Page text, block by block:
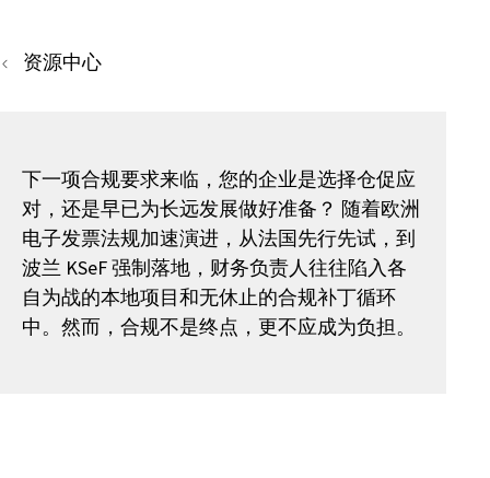
资源中心
下一项合规要求来临，您的企业是选择仓促应
对，还是早已为长远发展做好准备？ 随着欧洲
电子发票法规加速演进，从法国先行先试，到
波兰 KSeF 强制落地，财务负责人往往陷入各
自为战的本地项目和无休止的合规补丁循环
中。然而，合规不是终点，更不应成为负担。